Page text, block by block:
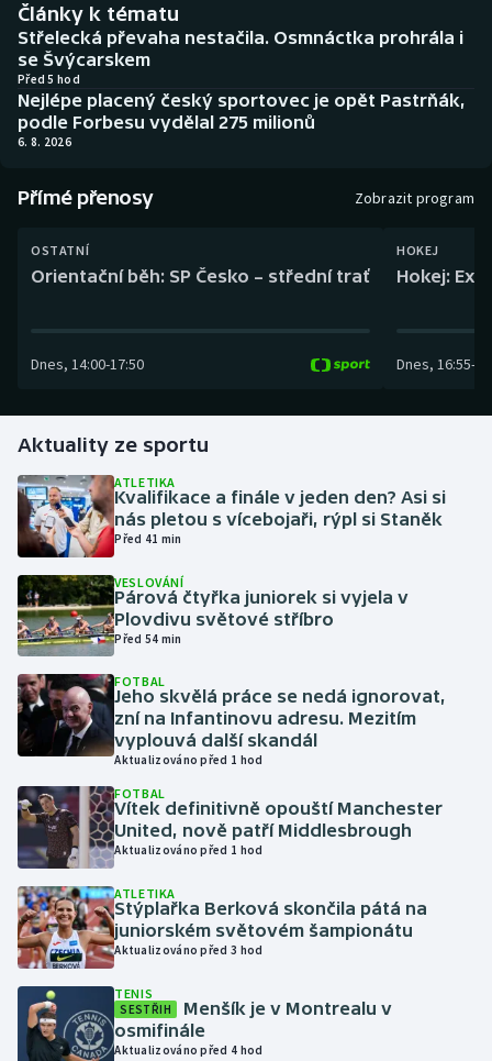
Biatlon
Boby a skeleton
Box
Curling
Dostihy
Gymnastika
Házená
Jezdectví
Judo
Krasobruslení
Lezení
Lyže a snowboard
Moderní pětiboj
Motorsport
Olympijské hry
Plavání
Aplikace ČT sport
AZ kvíz
Články k tématu
Střelecká převaha nestačila. Osmnáctka prohrála i
se Švýcarskem
Před 5 hod
Nejlépe placený český sportovec je opět Pastrňák,
podle Forbesu vydělal 275 milionů
6. 8. 2026
Přímé přenosy Zobrazit program
OSTATNÍ
Orientační běh: SP Česko – střední trať
Dnes, 14:00-17:50
HOKEJ
Hokej:
Dnes, 16:55-
Aktuality ze sportu
ATLETIKA
Kvalifikace a finále v jeden den? Asi si
nás pletou s vícebojaři, rýpl si Staněk
Před 41 min
VESLOVÁNÍ
Párová čtyřka juniorek si vyjela v
Plovdivu světové stříbro
Před 54 min
FOTBAL
Jeho skvělá práce se nedá ignorovat,
zní na Infantinovu adresu. Mezitím
vyplouvá další skandál
Aktualizováno před 1 hod
FOTBAL
Vítek definitivně opouští Manchester
United, nově patří Middlesbrough
Aktualizováno před 1 hod
ATLETIKA
Stýplařka Berková skončila pátá na
juniorském světovém šampionátu
Aktualizováno před 3 hod
TENIS
SESTŘIH
Menšík je v Montrealu v
osmifinále
Aktualizováno před 4 hod